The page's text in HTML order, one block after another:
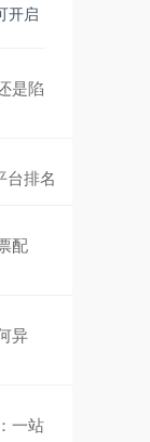
开启
是陷
台排名
配
异
一站